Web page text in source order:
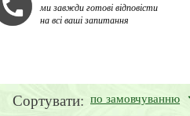
ми завжди готові відповісти
на всі ваші запитання
Сортувати: по замовчуванню